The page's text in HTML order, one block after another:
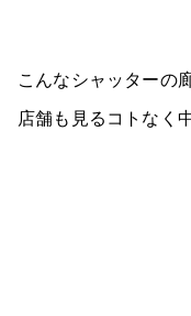
こんなシャッターの
店舗も見るコトなく